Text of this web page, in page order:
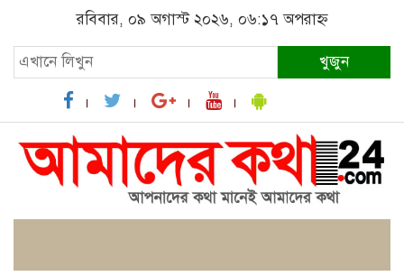
রবিবার, ০৯ অগাস্ট ২০২৬, ০৬:১৭ অপরাহ্ন
খুজুন